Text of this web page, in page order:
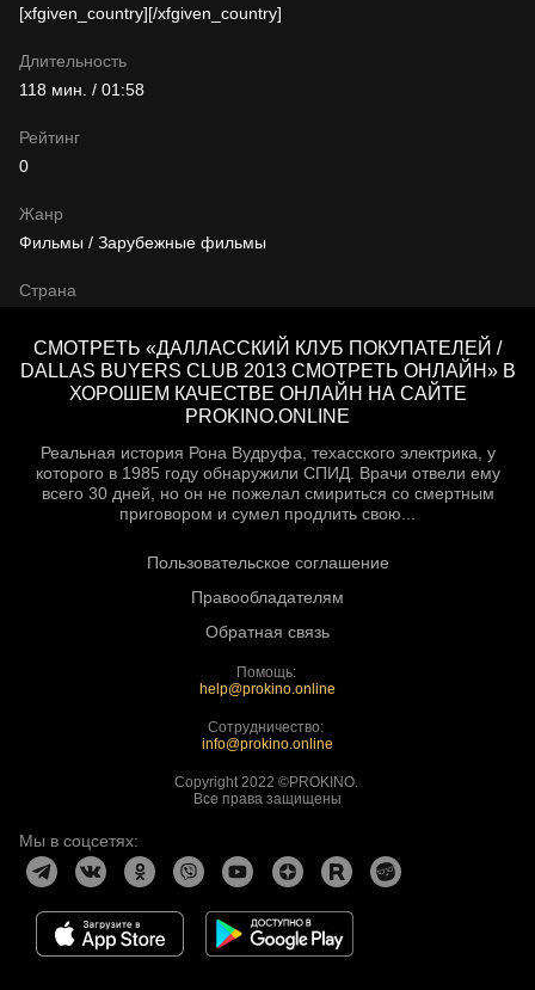
Жанр
Фильмы / Зарубежные фильмы
Длительность
118 мин. / 01:58
[xfgiven_country]
Страна
[/xfgiven_country]
Рейтинг
0
СМОТРЕТЬ «ДАЛЛАССКИЙ КЛУБ ПОКУПАТЕЛЕЙ /
DALLAS BUYERS CLUB 2013 СМОТРЕТЬ ОНЛАЙН» В
ХОРОШЕМ КАЧЕСТВЕ ОНЛАЙН НА САЙТЕ
PROKINO.ONLINE
Реальная история Рона Вудруфа, техасского электрика, у
которого в 1985 году обнаружили СПИД. Врачи отвели ему
всего 30 дней, но он не пожелал смириться со смертным
приговором и сумел продлить свою...
Пользовательское соглашение
Правообладателям
Обратная связь
Помощь:
help@prokino.online
Сотрудничество:
info@prokino.online
Copyright 2022 ©PROKINO.
Все права защищены
Мы в соцсетях: